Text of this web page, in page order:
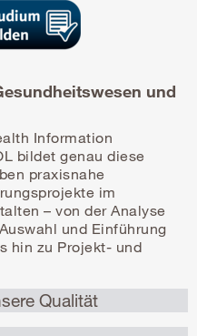
und
Information
bildet genau diese
praxisnahe
im
– von der Analyse
und Einführung
hin zu Projekt- und